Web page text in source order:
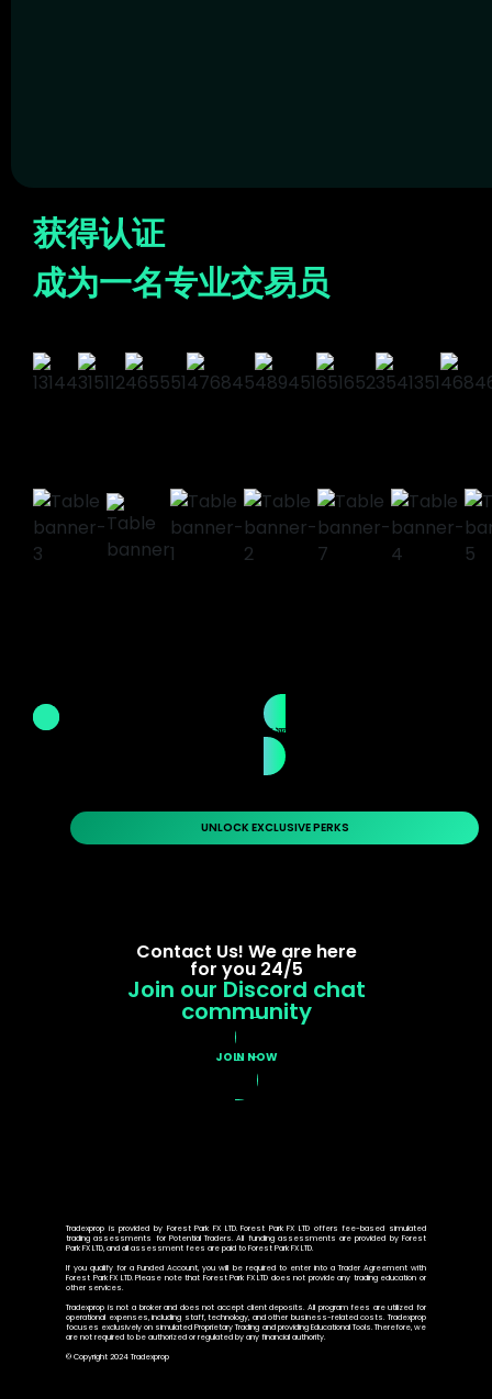
获得认证
成为一名专业交易员
更多评价
UNLOCK EXCLUSIVE PERKS
Contact Us! We are here
for you 24/5
Join our Discord chat
community
JOIN NOW
Tradexprop is provided by Forest Park FX LTD. Forest Park FX LTD offers fee-based simulated
trading assessments for Potential Traders. All funding assessments are provided by Forest
Park FX LTD, and all assessment fees are paid to Forest Park FX LTD.
If you qualify for a Funded Account, you will be required to enter into a Trader Agreement with
Forest Park FX LTD. Please note that Forest Park FX LTD does not provide any trading education or
other services.
Tradexprop is not a broker and does not accept client deposits. All program fees are utilized for
operational expenses, including staff, technology, and other business-related costs. Tradexprop
focuses exclusively on simulated Proprietary Trading and providing Educational Tools. Therefore, we
are not required to be authorized or regulated by any financial authority.
© Copyright 2024 Tradexprop